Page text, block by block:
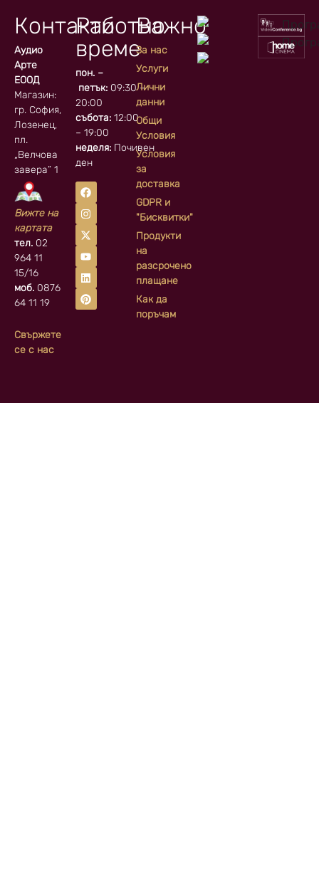
Контакти
Аудио
Арте
ЕООД
Магазин:
гр. София, кв.
Лозенец,
пл.
„Велчова
завера” 1
Вижте на
картата
тел. 02
964 11
15/16
моб. 0876
64 11 19
Свържете
се с нас
Работно
време
пон. –
петък:09:30 –
20:00
събота:12:00
– 19:00
неделя:Почивен
ден
Важно
За нас
Услуги
Лични
данни
Общи
Условия
Условия
за
доставка
GDPR и
"Бисквитки"
Продукти
на
разсрочено
плащане
Как да
поръчам